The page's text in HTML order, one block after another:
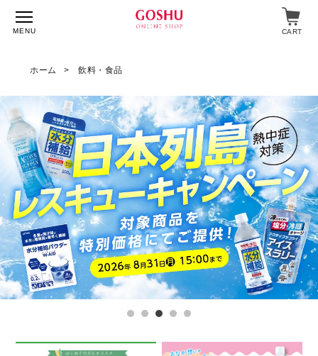
入浴剤
飲料・食品
スキンケア
マイページ ログイン
ショップガイド よくあるご質問
ギフト対応について メルマガ登録
MENU CART
ホーム 飲料・食品